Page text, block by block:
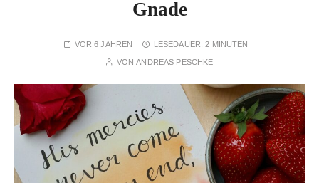
Gnade
VOR 6 JAHREN LESEDAUER:2 MINUTEN
VONANDREAS PESCHKE